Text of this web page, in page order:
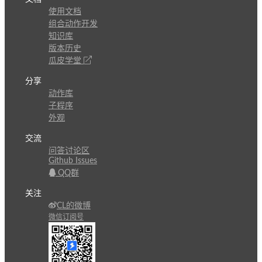
使用文档
组合动作开发
知识库
版本历史
瓜皮学堂
分享
动作库
子程序
外观
交流
问答讨论区
Github Issues
QQ群
关注
CL的微博
微信订阅号